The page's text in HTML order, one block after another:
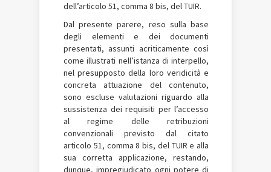
dell’articolo 51, comma 8 bis, del TUIR.
Dal presente parere, reso sulla base
degli elementi e dei documenti
presentati, assunti acriticamente così
come illustrati nell’istanza di interpello,
nel presupposto della loro veridicità e
concreta attuazione del contenuto,
sono escluse valutazioni riguardo alla
sussistenza dei requisiti per l’accesso
al regime delle retribuzioni
convenzionali previsto dal citato
articolo 51, comma 8 bis, del TUIR e alla
sua corretta applicazione, restando,
dunque, impregiudicato ogni potere di